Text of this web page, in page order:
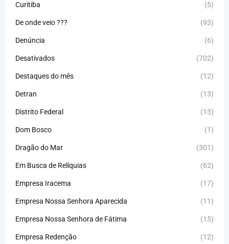
Curitiba (5)
De onde veio ??? (93)
Denúncia (6)
Desativados (702)
Destaques do mês (12)
Detran (13)
Distrito Federal (13)
Dom Bosco (1)
Dragão do Mar (301)
Em Busca de Relíquias (62)
Empresa Iracema (17)
Empresa Nossa Senhora Aparecida (11)
Empresa Nossa Senhora de Fátima (15)
Empresa Redenção (12)